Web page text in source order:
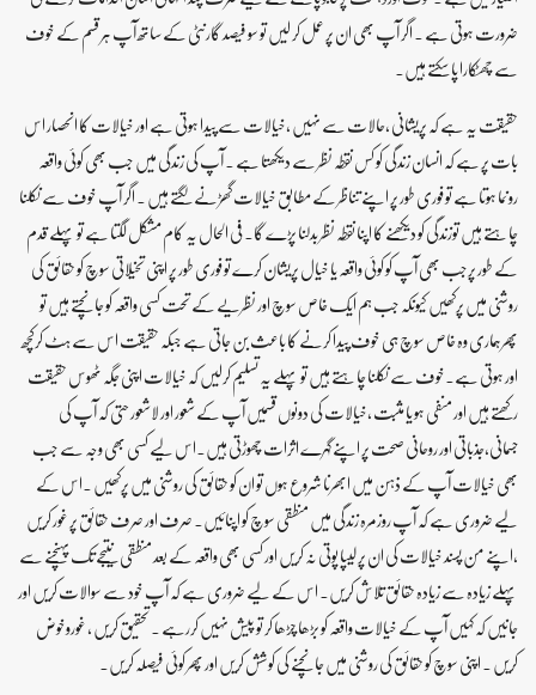
ضرورت ہوتی ہے ۔ اگر آپ بھی ان پر عمل کر لیں تو سو فیصد گارنٹی کے ساتھ آپ ہر قسم کے خوف
سے چھٹکارا پا سکتے ہیں۔
حقیقت یہ ہے کہ پریشانی ،حالات سے نہیں ،خیالات سے پیدا ہوتی ہے اور خیالات کا انحصار اس
بات پر ہے کہ انسان زندگی کو کس نقطہ نظر سے دیکھتا ہے ۔ آپ کی زندگی میں جب بھی کوئی واقعہ
رونما ہوتا ہے تو فوری طور پر اپنے تناظر کے مطابق خیالات گھڑنے لگتے ہیں ۔ اگر آپ خوف سے نکلنا
چاہتے ہیں توزندگی کو دیکھنے کا اپنا نقطہ نظر بدلنا پڑے گا۔ فی الحال یہ کام مشکل لگتا ہے تو پہلے قدم
کے طور پرجب بھی آپ کو کوئی واقعہ یا خیال پریشان کرے تو فوری طور پر اپنی تخیلاتی سوچ کو حقائق کی
روشنی میں پرکھیں کیونکہ جب ہم ایک خاص سوچ اور نظریے کے تحت کسی واقعہ کو جانچتے ہیں تو
پھرہماری وہ خاص سوچ ہی خوف پیدا کرنے کا باعث بن جاتی ہے جبکہ حقیقت اس سے ہٹ کرکچھ
اور ہوتی ہے۔خوف سے نکلنا چاہتے ہیں تو پہلے یہ تسلیم کرلیں کہ خیالات اپنی جگہ ٹھوس حقیقت
رکھتے ہیں اور منفی ہو یا مثبت ،خیالات کی دونوں قسمیں آپ کے شعور اور لاشعور حتی کہ آپ کی
جسمانی،جذباتی اور روحانی صحت پر اپنے گہرے اثرات چھوڑتی ہیں۔اس لیے کسی بھی وجہ سے جب
بھی خیالات آپ کے ذہن میں ابھرنا شروع ہوں تو ان کو حقائق کی روشنی میں پرکھیں ۔اس کے
لیے ضروری ہے کہ آپ روزمرہ زندگی میں منطقی سوچ کو اپنائیں۔ صرف اور صرف حقائق پر غور کریں
،اپنے من پسند خیالات کی ان پر لیپا پوتی نہ کریں اور کسی بھی واقعہ کے بعد منطقی نتیجے تک پہنچنے سے
پہلے زیادہ سے زیادہ حقائق تلاش کریں۔ اس کے لیے ضروری ہے کہ آپ خود سے سوالات کریں اور
جانیں کہ کہیں آپ کے خیالات واقعہ کو بڑھا چڑھا کر تو پیش نہیں کررہے ۔ تحقیق کریں ، غوروخوض
کریں ۔ اپنی سوچ کو حقائق کی روشنی میں جانچنے کی کوشش کریں اور پھر کوئی فیصلہ کریں۔